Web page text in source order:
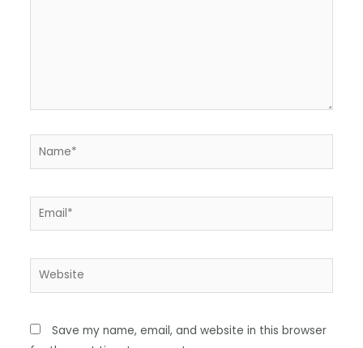
Save my name, email, and website in this browser